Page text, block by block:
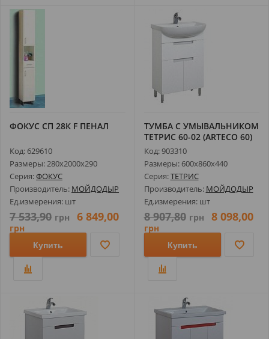
ФОКУС СП 28К F ПЕНАЛ
Код: 629610
Размеры: 280х2000х290
Серия:ФОКУС
Производитель: МОЙДОДЫР
Ед.измерения: шт
7 533,90 грн 6 849,00
грн
Купить
ТУМБА С УМЫВАЛЬНИКОМ
ТЕТРИС 60-02 (ARTECO 60)
Код: 903310
Размеры: 600х860х440
Серия:ТЕТРИС
Производитель: МОЙДОДЫР
Ед.измерения: шт
8 907,80 грн 8 098,00
грн
Купить